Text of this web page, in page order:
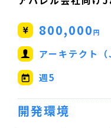
800,000円
アーキテクト（
週5
開発環境